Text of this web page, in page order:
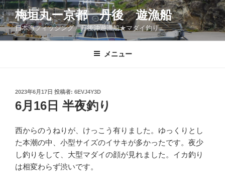
コ
ン
テ
ン
梅垣丸ー京都 丹後 遊漁船
日本海フィッシング 丹後沖遊漁船★マダイ釣り
メニュー
投
稿
日:
2023年6月17日 投稿者: 6EVJ4Y3D
6月16日 半夜釣り
西からのうねりが、けっこう有りました。ゆっくりとし
た本潮の中、小型サイズのイサキが多かったです。夜少
し釣りをして、大型マダイの顔が見れました。イカ釣り
は相変わらず渋いです。